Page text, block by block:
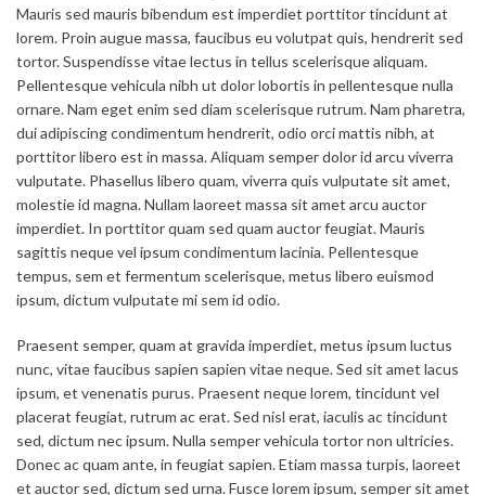
Mauris sed mauris bibendum est imperdiet porttitor tincidunt at
lorem. Proin augue massa, faucibus eu volutpat quis, hendrerit sed
tortor. Suspendisse vitae lectus in tellus scelerisque aliquam.
Pellentesque vehicula nibh ut dolor lobortis in pellentesque nulla
ornare. Nam eget enim sed diam scelerisque rutrum. Nam pharetra,
dui adipiscing condimentum hendrerit, odio orci mattis nibh, at
porttitor libero est in massa. Aliquam semper dolor id arcu viverra
vulputate. Phasellus libero quam, viverra quis vulputate sit amet,
molestie id magna. Nullam laoreet massa sit amet arcu auctor
imperdiet. In porttitor quam sed quam auctor feugiat. Mauris
sagittis neque vel ipsum condimentum lacinia. Pellentesque
tempus, sem et fermentum scelerisque, metus libero euismod
ipsum, dictum vulputate mi sem id odio.
Praesent semper, quam at gravida imperdiet, metus ipsum luctus
nunc, vitae faucibus sapien sapien vitae neque. Sed sit amet lacus
ipsum, et venenatis purus. Praesent neque lorem, tincidunt vel
placerat feugiat, rutrum ac erat. Sed nisl erat, iaculis ac tincidunt
sed, dictum nec ipsum. Nulla semper vehicula tortor non ultricies.
Donec ac quam ante, in feugiat sapien. Etiam massa turpis, laoreet
et auctor sed, dictum sed urna. Fusce lorem ipsum, semper sit amet